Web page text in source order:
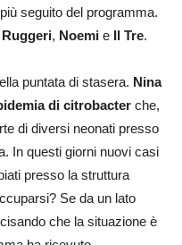
seguito del programma.
, Noemi e Il Tre.
puntata di stasera. Nina
di citrobacter che,
di diversi neonati presso
In questi giorni nuovi casi
presso la struttura
Se da un lato
che la situazione è